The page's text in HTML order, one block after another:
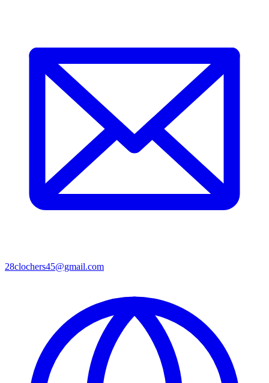
28clochers45@gmail.com